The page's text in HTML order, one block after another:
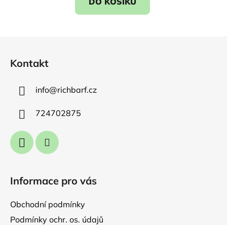
Kontakt
info@richbarf.cz
724702875
Informace pro vás
Obchodní podmínky
Podmínky ochr. os. údajů